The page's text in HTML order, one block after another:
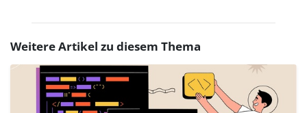
Weitere Artikel zu diesem Thema